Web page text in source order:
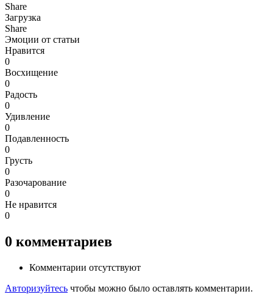
Share
Загрузка
Share
Эмоции от статьи
Нравится
0
Восхищение
0
Радость
0
Удивление
0
Подавленность
0
Грусть
0
Разочарование
0
Не нравится
0
0 комментариев
Комментарии отсутствуют
Авторизуйтесь чтобы можно было оставлять комментарии.